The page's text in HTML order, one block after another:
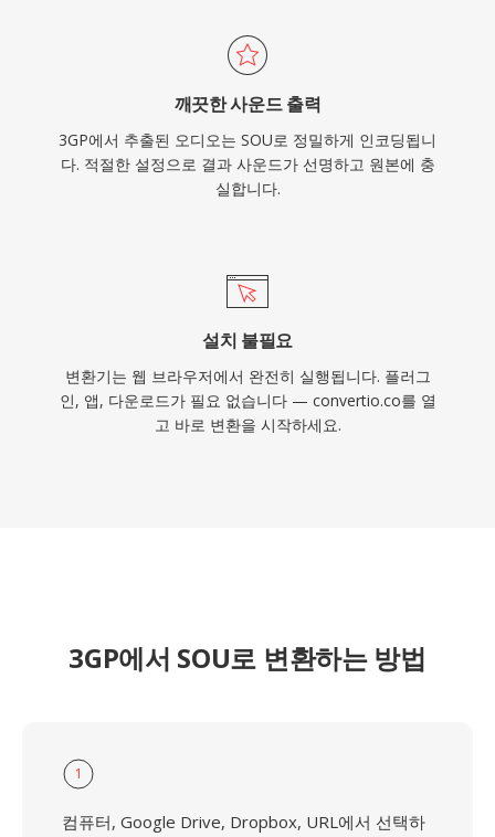
깨끗한 사운드 출력
3GP에서 추출된 오디오는 SOU로 정밀하게 인코딩됩니
다. 적절한 설정으로 결과 사운드가 선명하고 원본에 충
실합니다.
설치 불필요
변환기는 웹 브라우저에서 완전히 실행됩니다. 플러그
인, 앱, 다운로드가 필요 없습니다 — convertio.co를 열
고 바로 변환을 시작하세요.
3GP에서 SOU로 변환하는 방법
1
컴퓨터, Google Drive, Dropbox, URL에서 선택하